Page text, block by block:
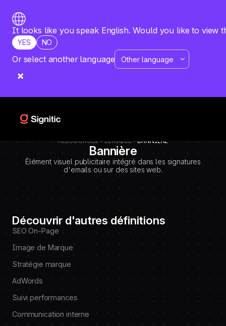
DEBUT CODE E - TEMPLATE CMS DEFINITIONS / LEXIQUE
Emplacement Webflow: Template CMS Definitions > Page settings >
Custom code > Inside tag
It looks like you speak English. Would you like to view
YES NO
Or select another language
RESSOURCES LEXIQUE BANNIÈRE
Bannière
Élément visuel publicitaire intégré dans les signatures
d'emails ou sur des sites web.
Découvrir d'autres définitions
SEO On-Page
Image de Marque
Stratégie marque
AdWords
Suivi performances
Communication interne